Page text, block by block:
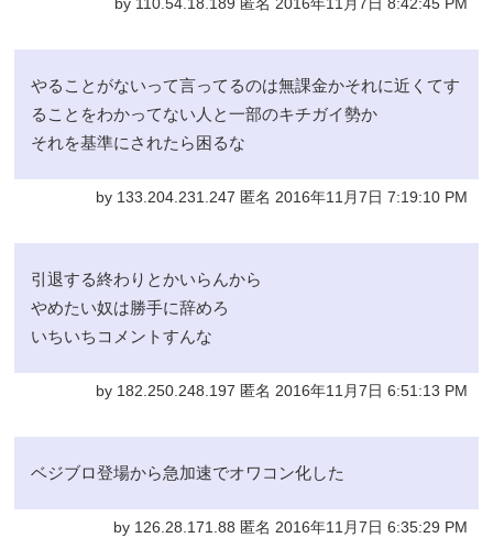
by 110.54.18.189 匿名 2016年11月7日 8:42:45 PM
やることがないって言ってるのは無課金かそれに近くてす
ることをわかってない人と一部のキチガイ勢か
それを基準にされたら困るな
by 133.204.231.247 匿名 2016年11月7日 7:19:10 PM
引退する終わりとかいらんから
やめたい奴は勝手に辞めろ
いちいちコメントすんな
by 182.250.248.197 匿名 2016年11月7日 6:51:13 PM
ベジブロ登場から急加速でオワコン化した
by 126.28.171.88 匿名 2016年11月7日 6:35:29 PM